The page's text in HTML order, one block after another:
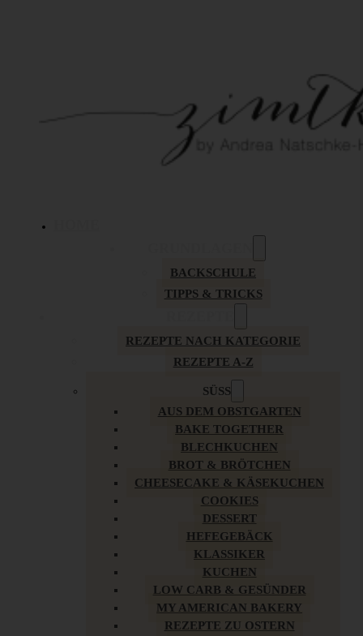
BACKSCHULE
TIPPS & TRICKS
REZEPTE NACH KATEGORIE
REZEPTE A-Z
SÜSS
AUS DEM OBSTGARTEN
BAKE TOGETHER
BLECHKUCHEN
BROT & BRÖTCHEN
CHEESECAKE & KÄSEKUCHEN
COOKIES
DESSERT
HEFEGEBÄCK
KLASSIKER
KUCHEN
LOW CARB & GESÜNDER
MY AMERICAN BAKERY
REZEPTE ZU OSTERN